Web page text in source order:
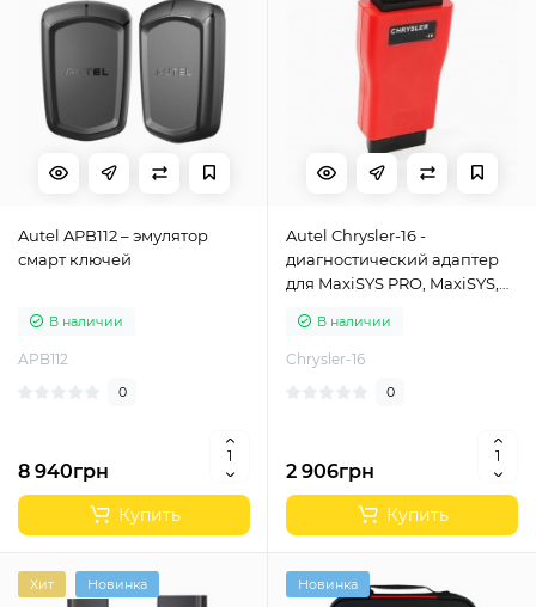
Autel APB112 – эмулятор
смарт ключей
В наличии
APB112
0
8 940грн
Купить
Autel Chrysler-16 -
диагностический адаптер
для MaxiSYS PRO, MaxiSYS,
В наличии
Chrysler-16
0
2 906грн
Купить
Хит Новинка Новинка